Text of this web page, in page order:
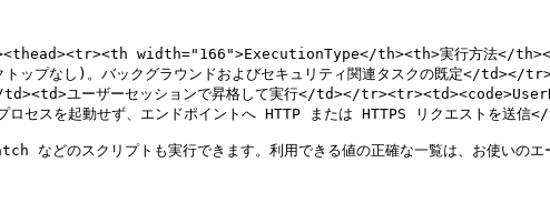
width="166">ExecutionType</th><th>実行方法</
トップなし)。バックグラウンドおよびセキュリティ関連タスクの既定</
ユーザーセッションで昇格して実行</td></
スを起動せず、エンドポイントへ HTTP または HTTPS リクエストを
のスクリプトも実行できます。利用できる値の正確な一覧は、お使いのエー